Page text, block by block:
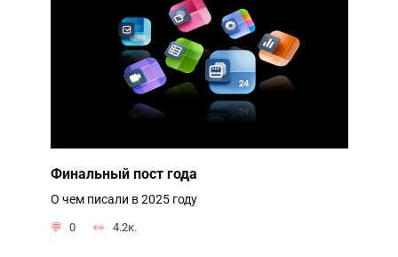
Финальный пост года
О чем писали в 2025 году
0 4.2к.